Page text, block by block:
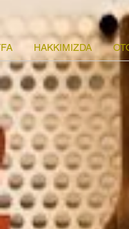
HAKKIMIZDA